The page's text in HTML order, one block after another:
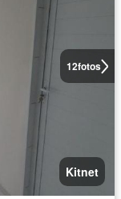
12fotos
Kitnet